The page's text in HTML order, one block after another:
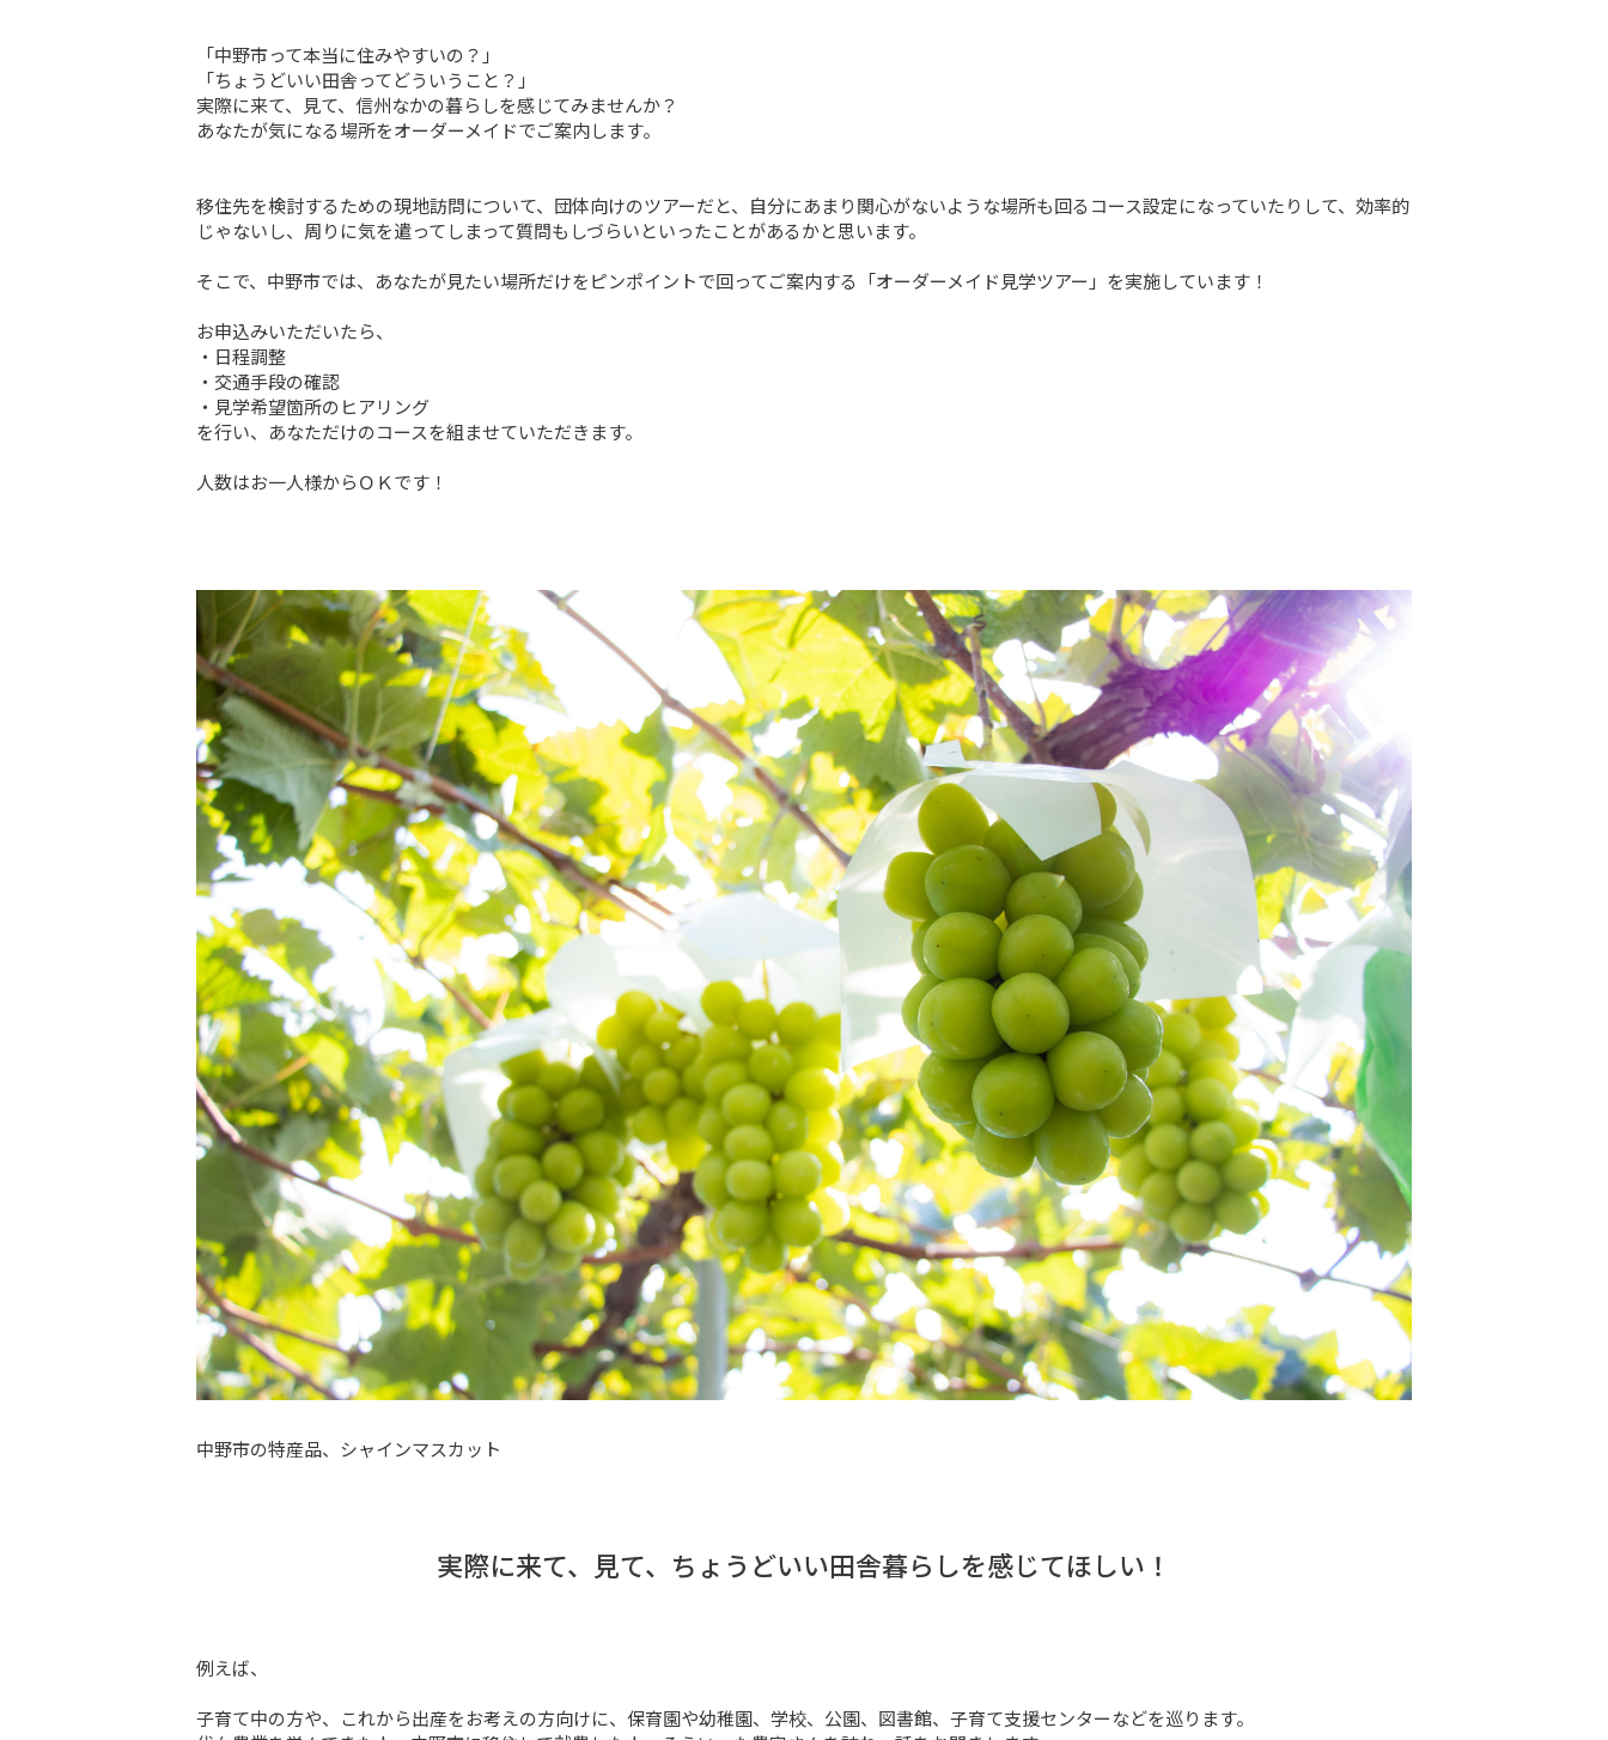
「中野市って本当に住みやすいの？」
「ちょうどいい田舎ってどういうこと？」
実際に来て、見て、信州なかの暮らしを感じてみませんか？
あなたが気になる場所をオーダーメイドでご案内します。
移住先を検討するための現地訪問について、団体向けのツアーだと、自分にあまり関心がないような場所も回るコース設定になっていたりして、効率的
じゃないし、周りに気を遣ってしまって質問もしづらいといったことがあるかと思います。
そこで、中野市では、あなたが見たい場所だけをピンポイントで回ってご案内する「オーダーメイド見学ツアー」を実施しています！
お申込みいただいたら、
・日程調整
・交通手段の確認
・見学希望箇所のヒアリング
を行い、あなただけのコースを組ませていただきます。
人数はお一人様からＯＫです！
中野市の特産品、シャインマスカット
実際に来て、見て、ちょうどいい田舎暮らしを感じてほしい！
例えば、
子育て中の方や、これから出産をお考えの方向けに、保育園や幼稚園、学校、公園、図書館、子育て支援センターなどを巡ります。